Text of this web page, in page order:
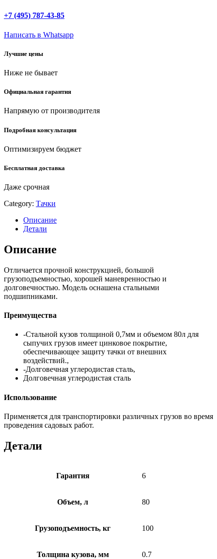
л,
100
одноколесная,
тачка
quantity
+7 (495) 787-43-85
Написать в Whatsapp
Лучшие цены
Ниже не бывает
Официальная гарантия
Напрямую от производителя
Подробная консультация
Оптимизируем бюджет
Бесплатная доставка
Даже срочная
Category: Тачки
Описание
Детали
Описание
Отличается прочной конструкцией, большой
грузоподъемностью, хорошей маневренностью и
долговечностью. Модель оснашена стальными
подшипниками.
Преимущества
-Cтальной кузов толщиной 0,7мм и объемом 80л для
сыпучих грузов имеет цинковое покрытие,
обеспечивающее защиту тачки от внешних
воздействий.,
-Долговечная углеродистая сталь,
Долговечная углеродистая сталь
Использование
Применяется для транспортировки различных грузов во время
проведения садовых работ.
Детали
Гарантия 6
Объем, л 80
Грузоподъемность, кг 100
Толщина кузова, мм 0.7